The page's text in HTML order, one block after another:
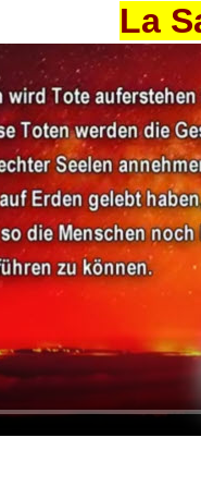
La